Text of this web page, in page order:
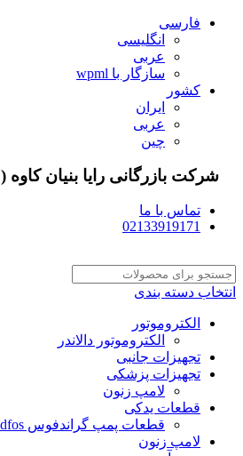
فارسی
انگلیسی
عربی
سازگار با wpml
کشور
ایران
عربی
چین
شرکت بازرگانی رایا بنیان کاوه (
تماس با ما
02133919171
انتخاب دسته بندی
الکتروموتور
الکتروموتور دالاندر
تجهیزات جانبی
تجهیزات پزشکی
لامپ زنون
قطعات یدکی
قطعات پمپ گراندفوس Grundfos
لامپ زنون